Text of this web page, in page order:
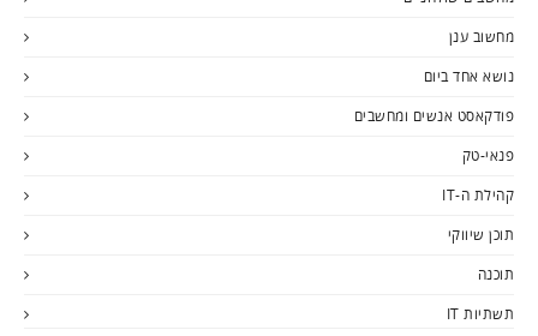
מחשוב ענן
נושא אחד ביום
פודקאסט אנשים ומחשבים
פנאי-טק
קהילת ה-IT
תוכן שיווקי
תוכנה
תשתיות IT